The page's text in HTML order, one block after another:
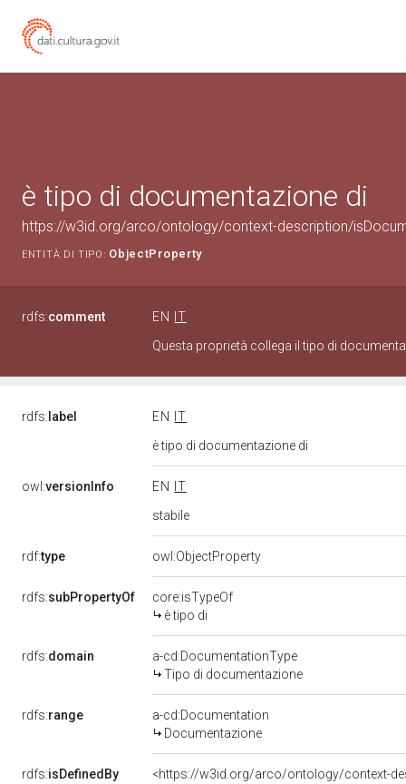
è tipo di documentazione di
https://w3id.org/arco/ontology/context-description/
ENTITÀ DI TIPO: ObjectProperty
rdfs:comment EN
IT
Questa proprietà collega il tipo di
rdfs: label EN
IT
è tipo di documentazione di
owl:versionInfo EN
IT
stabile
rdf:type owl:ObjectProperty
rdfs:subPropertyOf
core:isTypeOf
è tipo di
rdfs:domain
a-cd:DocumentationType
Tipo di documentazione
rdfs:range
a-cd:Documentation
Documentazione
rdfs:isDefinedBy
<https://w3id.org/arco/ontology/context-